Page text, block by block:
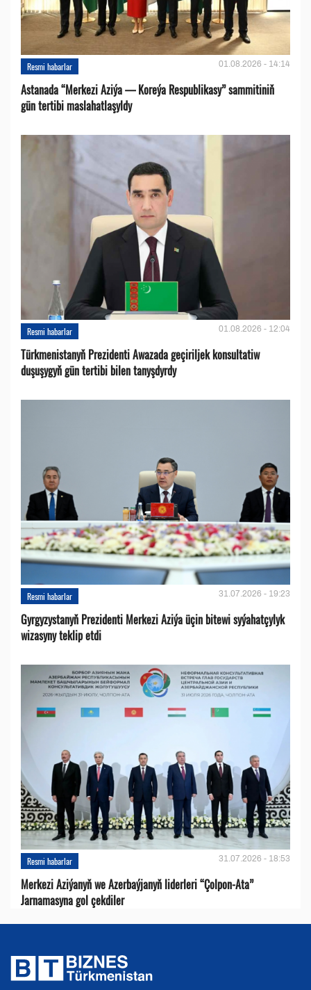
Resmi habarlar 01.08.2026 - 14:14
Astanada “Merkezi Aziýa — Koreýa Respublikasy” sammitiniň
gün tertibi maslahatlaşyldy
Resmi habarlar 01.08.2026 - 12:04
Türkmenistanyň Prezidenti Awazada geçiriljek konsultatiw
duşuşygyň gün tertibi bilen tanyşdyrdy
Resmi habarlar 31.07.2026 - 19:23
Gyrgyzystanyň Prezidenti Merkezi Aziýa üçin bitewi syýahatçylyk
wizasyny teklip etdi
Resmi habarlar 31.07.2026 - 18:53
Merkezi Aziýanyň we Azerbaýjanyň liderleri “Çolpon-Ata”
Jarnamasyna gol çekdiler